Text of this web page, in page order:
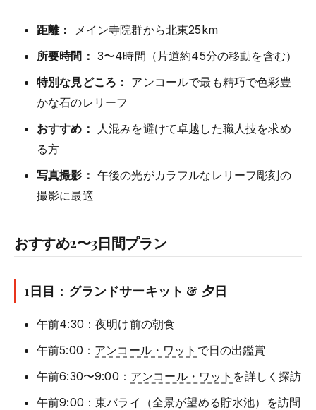
距離：
メイン寺院群から北東25km
所要時間： 3〜4時間（片道約45分の移動を含む）
特別な見どころ： アンコールで最も精巧で色彩豊
かな石のレリーフ
おすすめ：
人混みを避けて卓越した職人技を求め
る方
写真撮影： 午後の光がカラフルなレリーフ彫刻の
撮影に最適
おすすめ2〜3日間プラン
1日目：グランドサーキット & 夕日
午前4:30：夜明け前の朝食
午前5:00： アンコール・ワット で日の出鑑賞
午前6:30〜9:00： アンコール・ワット を詳しく探訪
午前9:00：東バライ（全景が望める貯水池）を訪問